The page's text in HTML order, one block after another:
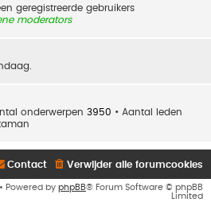
geregistreerde gebruikers
moderators
onderwerpen 3950 • Aantal leden
Verwijder alle forumcookies
Contact
• Powered by phpBB® Forum Software © phpBB
Limited